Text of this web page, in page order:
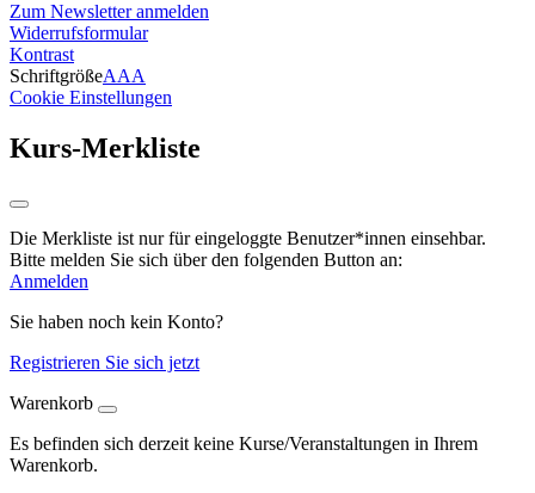
Zum Newsletter anmelden
Widerrufsformular
Kontrast
SchriftgrößeAAA
Cookie Einstellungen
Kurs-Merkliste
Die Merkliste ist nur für eingeloggte Benutzer*innen einsehbar.
Bitte melden Sie sich über den folgenden Button an:
Anmelden
Sie haben noch kein Konto?
Registrieren Sie sich jetzt
Warenkorb
Es befinden sich derzeit keine Kurse/Veranstaltungen in Ihrem
Warenkorb.